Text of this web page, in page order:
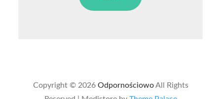
Copyright © 2026 OdpornościowoAll Rights